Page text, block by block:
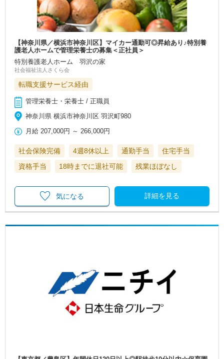
【神奈川県／横浜市神奈川区】マイカー通勤可◎昇給あり♪特別養
護老人ホームで管理栄養士の募集＜正社員＞
特別養護老人ホーム 羽沢の家
社会福祉法人さくら会
転職支援サービス経由
管理栄養士・栄養士 / 正職員
神奈川県 横浜市神奈川区 羽沢町980
月給 207,000円 ～266,000円
社会保険完備 4週8休以上 通勤手当
住宅手当
資格手当
18時までに退社可能 残業ほぼなし
詳細を見る
気になる